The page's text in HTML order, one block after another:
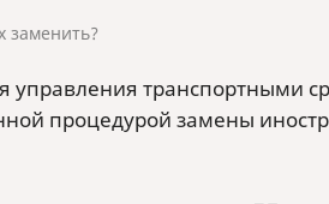
заменить?
управления транспортными
процедурой замены